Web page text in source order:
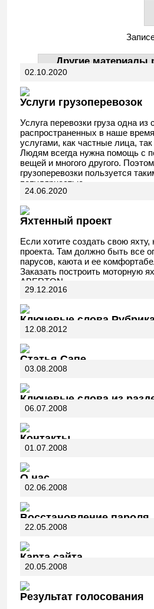
Другие материалы
АвтоДела
02.10.2020
Услуги грузоперевозок
Услуга перевозки груза одна из
распространенных в наше
услугами, как частные лица, так
Людям всегда нужна помощь с
вещей и многого другого.
грузоперевозки пользуется
популярностью.
24.06.2020
Яхтенный проект
Если хотите создать свою
проекта. Там должно быть все
парусов, каюта и ее
Заказать построить моторную
ABERTON.
29.12.2016
Ключевые слова
12.08.2012
Статья Сапе
03.08.2008
Ключевые слова из
06.07.2008
Контакты
01.07.2008
О нас
02.06.2008
Восстановление пароля
22.05.2008
Карта сайта
20.05.2008
Результат голосования